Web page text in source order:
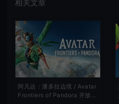
相关文章
阿凡达：潘多拉边境 / Avatar
Frontiers of Pandora 开放世